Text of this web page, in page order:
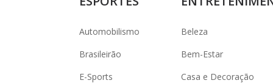
Automobilismo
Brasileirão
E-Sports
Beleza
Bem-Estar
Casa e Decoração